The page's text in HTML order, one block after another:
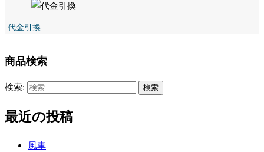
代金引換
商品検索
検索:
最近の投稿
風車